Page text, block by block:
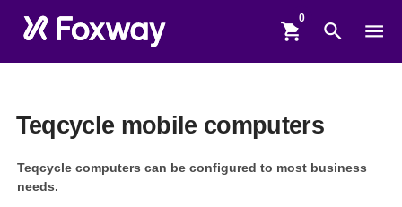
shopping_cart search menu
Teqcycle mobile computers
Teqcycle computers can be configured to most business
needs.